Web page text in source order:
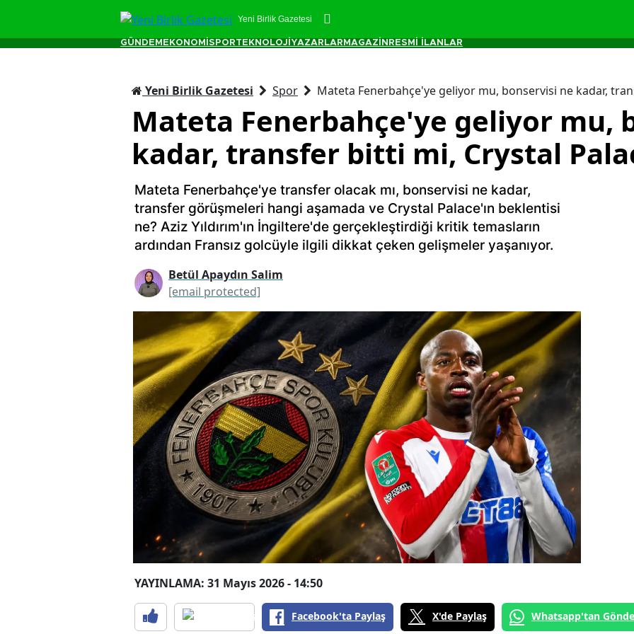
Yeni Birlik Gazetesi
GÜNDEM EKONOMİ SPORTEKNOLOJİ YAZARLAR MAGAZİN RESMİ İLANLAR
Yeni Birlik Gazetesi Spor Mateta Fenerbahçe'ye geliyor mu, bonservisi ne kadar,
Mateta Fenerbahçe'ye geliyor mu,
kadar, transfer bitti mi, Crystal
Mateta Fenerbahçe'ye transfer olacak mı, bonservisi ne kadar,
transfer görüşmeleri hangi aşamada ve Crystal Palace'ın beklentisi
ne? Aziz Yıldırım'ın İngiltere'de gerçekleştirdiği kritik temasların
ardından Fransız golcüyle ilgili dikkat çeken gelişmeler yaşanıyor.
Betül Apaydın Salim
[email protected]
YAYINLAMA: 31 Mayıs 2026 - 14:50
Facebook'ta Paylaş X'de Paylaş Whatsapp'tan